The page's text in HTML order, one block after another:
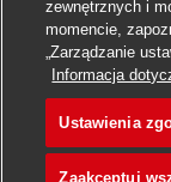
zewnętrznych i
momencie,
„Zarządzanie
Informacja
Ustawienia
Zaakceptuj